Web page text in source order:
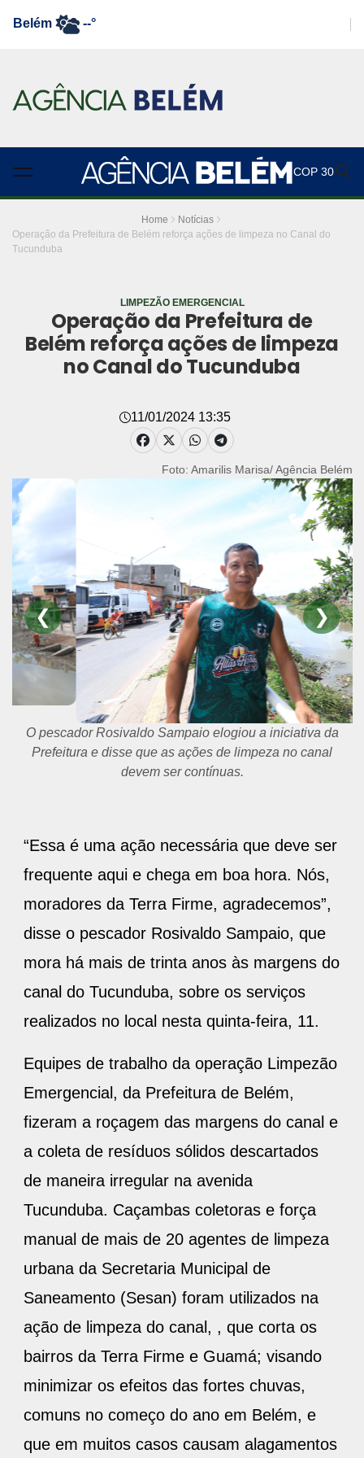
Belém --°
COP 30
Home
Notícias
Operação da Prefeitura de Belém reforça ações de limpeza no Canal do
Tucunduba
LIMPEZÃO EMERGENCIAL
Operação da Prefeitura de
Belém reforça ações de limpeza
no Canal do Tucunduba
11/01/2024 13:35
Foto: Amarilis Marisa/ Agência Belém
❮ ❯
O pescador Rosivaldo Sampaio elogiou a iniciativa da
Prefeitura e disse que as ações de limpeza no canal
devem ser contínuas.
“Essa é uma ação necessária que deve ser
frequente aqui e chega em boa hora. Nós,
moradores da Terra Firme, agradecemos”,
disse o pescador Rosivaldo Sampaio, que
mora há mais de trinta anos às margens do
canal do Tucunduba, sobre os serviços
realizados no local nesta quinta-feira, 11.
Equipes de trabalho da operação Limpezão
Emergencial, da Prefeitura de Belém,
fizeram a roçagem das margens do canal e
a coleta de resíduos sólidos descartados
de maneira irregular na avenida
Tucunduba. Caçambas coletoras e força
manual de mais de 20 agentes de limpeza
urbana da Secretaria Municipal de
Saneamento (Sesan) foram utilizados na
ação de limpeza do canal, , que corta os
bairros da Terra Firme e Guamá; visando
minimizar os efeitos das fortes chuvas,
comuns no começo do ano em Belém, e
que em muitos casos causam alagamentos